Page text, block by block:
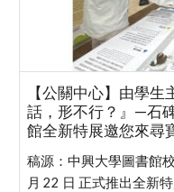
【公關中心】由學
話，形不行？』—石
館全新特展邀您來尋
稿源：中興大學圖書館
月 22 日 正式推出全新